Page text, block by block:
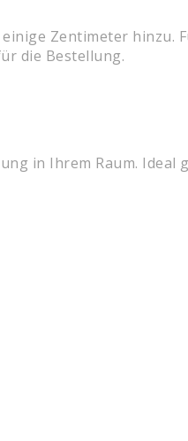
Zentimeter hinzu.
die Bestellung.
in Ihrem Raum. Ideal